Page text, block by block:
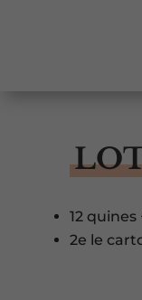
12
2e le